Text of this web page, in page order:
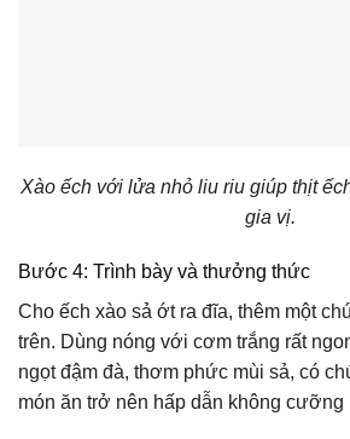
Xào ếch với lửa nhỏ liu riu giúp thịt
gia vị.
Bước 4: Trình bày và thưởng thức
Cho ếch xào sả ớt ra đĩa, thêm một
trên. Dùng nóng với cơm trắng rất
ngọt đậm đà, thơm phức mùi sả, có
món ăn trở nên hấp dẫn không